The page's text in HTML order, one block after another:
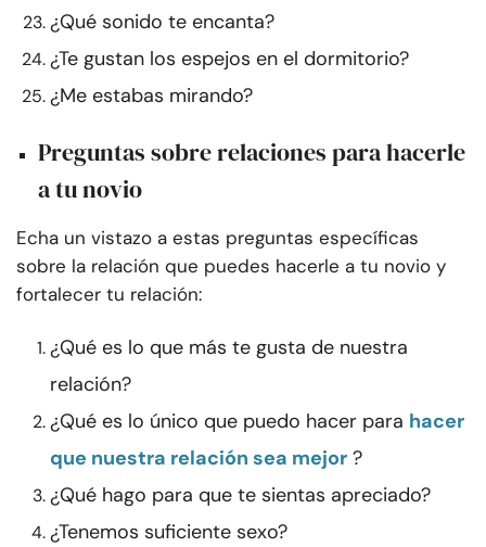
¿Qué sonido te encanta?
¿Te gustan los espejos en el dormitorio?
¿Me estabas mirando?
Preguntas sobre relaciones para hacerle
a tu novio
Echa un vistazo a estas preguntas específicas
sobre la relación que puedes hacerle a tu novio y
fortalecer tu relación:
¿Qué es lo que más te gusta de nuestra
relación?
¿Qué es lo único que puedo hacer para hacer
que nuestra relación sea mejor ?
¿Qué hago para que te sientas apreciado?
¿Tenemos suficiente sexo?